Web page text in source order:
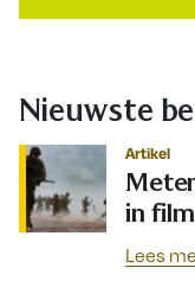
Nieuwste
Artikel
in film
Lees